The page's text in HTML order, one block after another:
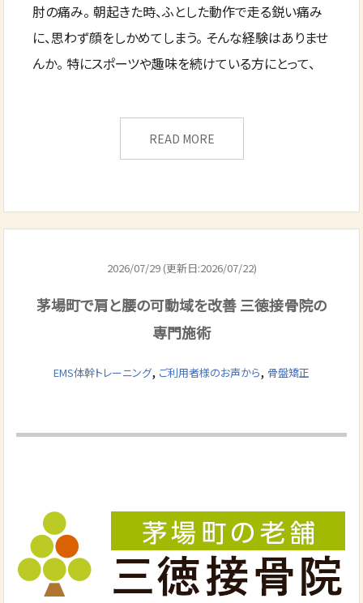
肘の痛み。 朝起きた時、ふとした動作で走る鋭い痛み
に、思わず顔をしかめてしまう。 そんな経験はありませ
んか。 特にスポーツや趣味を続けている方にとって、
READ MORE
2026/07/29 (更新日:2026/07/22)
茅場町で肩と腰の可動域を改善 三徳接骨院の
専門施術
EMS体幹トレーニング, ご利用者様のお声から, 骨盤矯正